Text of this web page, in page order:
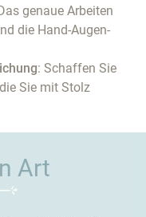
genaue Arbeiten
die Hand-Augen-
: Schaffen Sie
Sie mit Stolz
Art